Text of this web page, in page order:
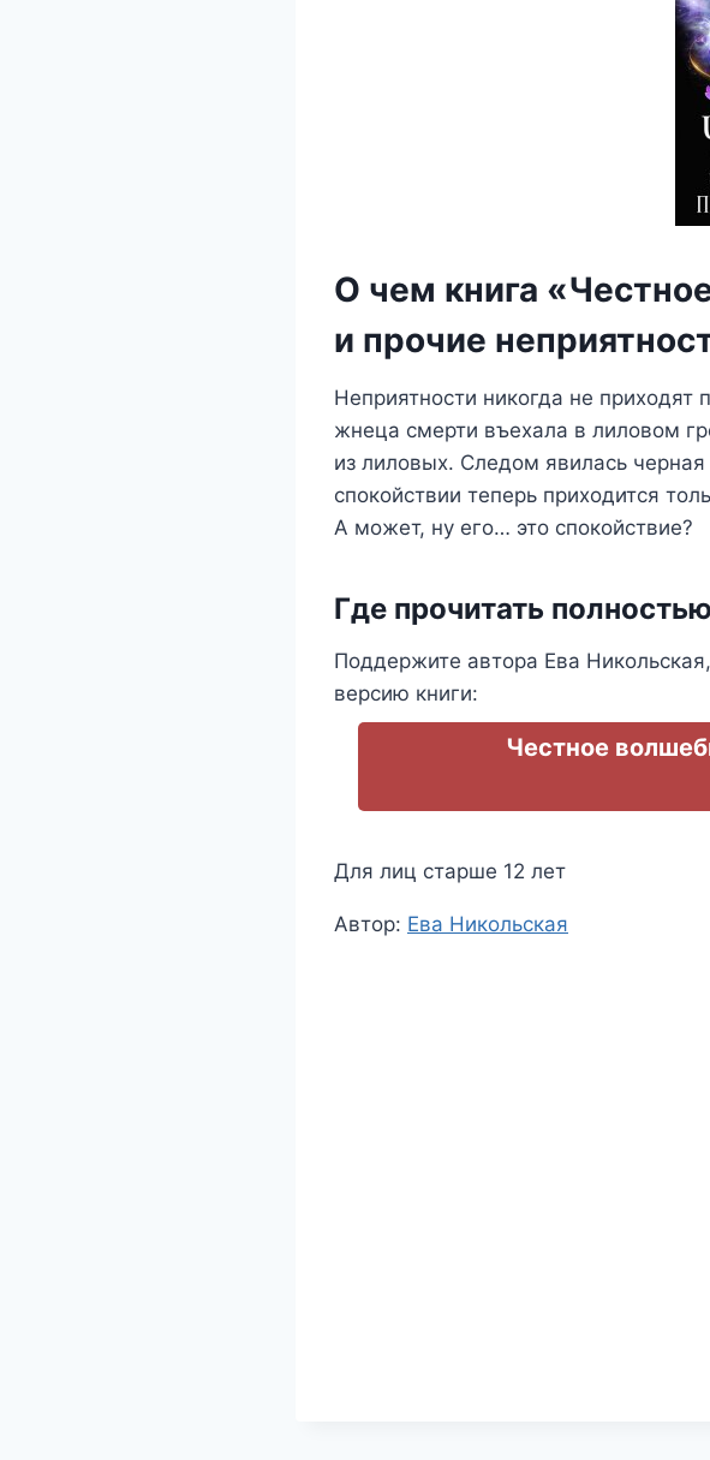
О чем книга
и прочие
Неприятности никогда не
жнеца смерти въехала в лиловом
из лиловых. Следом явилась
спокойствии теперь приходится
А может, ну его… это спокойствие?
Где прочитать
Поддержите автора Ева
версию книги:
Честное
Для лиц старше 12 лет
Метки
Автор: Ева Никольская